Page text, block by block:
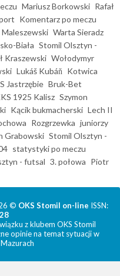
Mariusz Borkowski Rafał
Komentarz po meczu
Warta Sieradz
Biała Stomil Olsztyn -
Kraszewski Wołodymyr
Lukáš Kubáň Kotwica
Jastrzębie Bruk-Bet
1925 Kalisz Szymon
Kącik bukmacherski Lech II
Rozgrzewka juniorzy
Grabowski Stomil Olsztyn -
statystyki po meczu
- futsal 3. połowa Piotr
© OKS Stomil on-line ISSN:
z klubem OKS Stomil
opinie na temat sytuacji w